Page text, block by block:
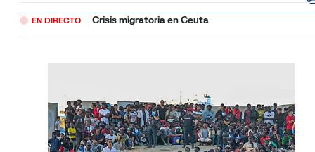
EN DIRECTO Crisis migratoria en Ceuta